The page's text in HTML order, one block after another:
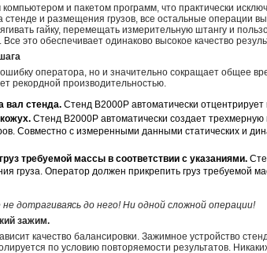
и пакетом программ, что практически
стенде и размещения грузов, все остальные операции
гайку, перемещать измерительную штангу и
это обеспечивает одинаково высокое качество
ошибку оператора, но и значительно сокращает общее
рекордной производительностью.
вал стенда. Стенд B2000P автоматически отцентрирует
Стенд B2000P автоматически создает
Совместно с измеренными данными статических и
требуемой массы в соответствии с указаниями.
груза. Оператор должен прикрепить груз требуемой
дотрагиваясь до него! Ни одной сложной операции!
зажим.
качество балансировки. Зажимное устройство
по условию повторяемости результатов.